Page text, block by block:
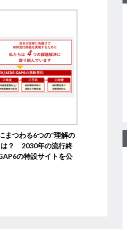
まつわる6つの“理解の
は？ 2030年の流行終
の特設サイトを公